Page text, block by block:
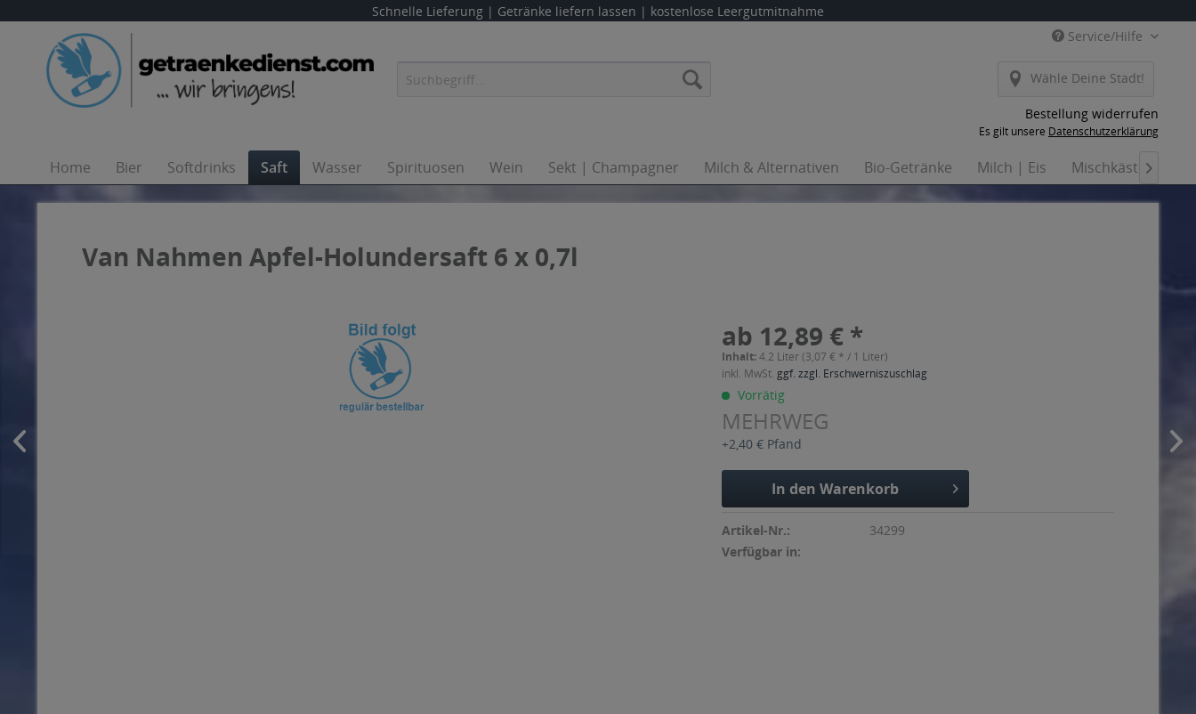
Schnelle Lieferung | Getränke liefern lassen | kostenlose Leergutmitnahme
Service/Hilfe
Wähle Deine Stadt!
Bestellung widerrufen
Es gilt unsere Datenschutzerklärung
Home Bier Softdrinks Saft Wasser Spirituosen Wein Sekt | Champagner Milch & Alternativen Bio-Getränke Milch | Eis Mischkästen

Van Nahmen Apfel-Holundersaft 6 x 0,7l
ab 12,89 € *
Inhalt:4.2 Liter (3,07 € * / 1 Liter)
inkl. MwSt. ggf. zzgl. Erschwerniszuschlag
Vorrätig
MEHRWEG
+2,40 € Pfand
In den Warenkorb
Artikel-Nr.:
34299
Verfügbar in: